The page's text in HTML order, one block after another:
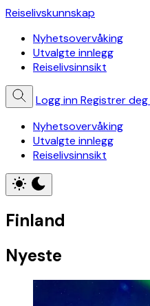
Reiselivskunnskap
Nyhetsovervåking
Utvalgte innlegg
Reiselivsinnsikt
Logg innRegistrer deg
Nyhetsovervåking
Utvalgte innlegg
Reiselivsinnsikt
Finland
Nyeste